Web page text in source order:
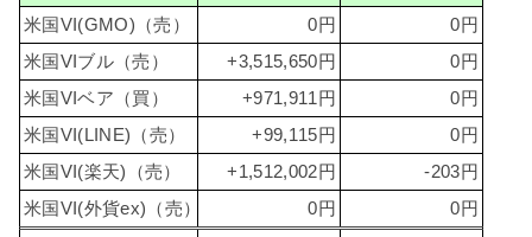
米国VI(GMO)（売）
0円
0円
米国VIブル（売）
+3,515,650円
0円
米国VIベア（買）
+971,911円
0円
米国VI(LINE)（売）
+99,115円
0円
米国VI(楽天)（売）
+1,512,002円
-203円
米国VI(外貨ex)（売）
0円 0円